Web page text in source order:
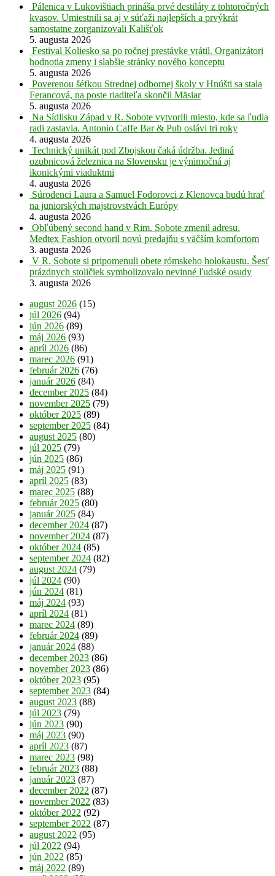
Pálenica v Lukovištiach prináša prvé destiláty z tohtoročných
kvasov. Umiestnili sa aj v súťaži najlepších a prvýkrát
samostatne zorganizovali Kališťok
5. augusta 2026
Festival Koliesko sa po ročnej prestávke vrátil. Organizátori
hodnotia zmeny i slabšie stránky nového konceptu
5. augusta 2026
Poverenou šéfkou Strednej odbornej školy v Hnúšti sa stala
Ferancová, na poste riaditeľa skončil Mäsiar
5. augusta 2026
Na Sídlisku Západ v R. Sobote vytvorili miesto, kde sa ľudia
radi zastavia. Antonio Caffe Bar & Pub oslávi tri roky
4. augusta 2026
Technický unikát pod Zbojskou čaká údržba. Jediná
ozubnicová železnica na Slovensku je výnimočná aj
ikonickými viaduktmi
4. augusta 2026
Súrodenci Laura a Samuel Fodorovci z Klenovca budú hrať
na juniorských majstrovstvách Európy
4. augusta 2026
Obľúbený second hand v Rim. Sobote zmenil adresu.
Medtex Fashion otvoril novú predajňu s väčším komfortom
3. augusta 2026
V R. Sobote si pripomenuli obete rómskeho holokaustu. Šesť
prázdnych stoličiek symbolizovalo nevinné ľudské osudy
3. augusta 2026
august 2026 (15)
júl 2026 (94)
jún 2026 (89)
máj 2026 (93)
apríl 2026 (86)
marec 2026 (91)
február 2026 (76)
január 2026 (84)
december 2025 (84)
november 2025 (79)
október 2025 (89)
september 2025 (84)
august 2025 (80)
júl 2025 (79)
jún 2025 (86)
máj 2025 (91)
apríl 2025 (83)
marec 2025 (88)
február 2025 (80)
január 2025 (84)
december 2024 (87)
november 2024 (87)
október 2024 (85)
september 2024 (82)
august 2024 (79)
júl 2024 (90)
jún 2024 (81)
máj 2024 (93)
apríl 2024 (81)
marec 2024 (89)
február 2024 (89)
január 2024 (88)
december 2023 (86)
november 2023 (86)
október 2023 (95)
september 2023 (84)
august 2023 (88)
júl 2023 (79)
jún 2023 (90)
máj 2023 (90)
apríl 2023 (87)
marec 2023 (98)
február 2023 (88)
január 2023 (87)
december 2022 (87)
november 2022 (83)
október 2022 (92)
september 2022 (87)
august 2022 (95)
júl 2022 (94)
jún 2022 (85)
máj 2022 (89)